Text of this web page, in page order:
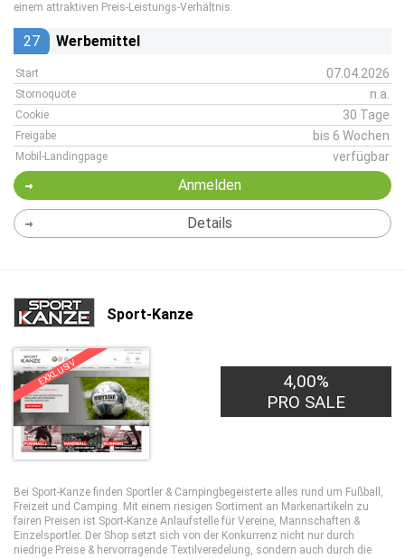
einem attraktiven Preis-Leistungs-Verhältnis.
27 Werbemittel
Start 07.04.2026
Stornoquote n.a.
Cookie 30 Tage
Freigabe bis 6 Wochen
Mobil-Landingpage verfügbar
Anmelden
Details
Sport-Kanze
EXKLUSIV
4,00%
PRO SALE
Bei Sport-Kanze finden Sportler & Campingbegeisterte alles rund um Fußball,
Freizeit und Camping. Mit einem riesigen Sortiment an Markenartikeln zu
fairen Preisen ist Sport-Kanze Anlaufstelle für Vereine, Mannschaften &
Einzelsportler. Der Shop setzt sich von der Konkurrenz nicht nur durch
niedrige Preise & hervorragende Textilveredelung, sondern auch durch die